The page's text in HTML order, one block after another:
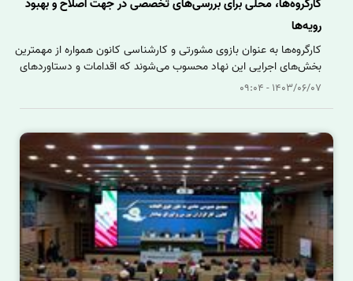
رویه‌ها
1403/06/07 - 09:04
کارگروه‌ها به عنوان بازوی مشورتی و کارشناسی کانون همواره از مهمترین
بخش‌های اجرایی این نهاد محسوب می‌شوند که اقدامات و دستاوردهای
آنها یکی از موثرترین فعالیت‌ها به شمار می‌آید. براین اساس، کانون
داخلی شرکت‌های کارگزاری» یکی از کارگروه‌های فعال در کانون است که به
تازگی در کانون کارگزاران شروع به فعالیت کرده و در همین زمان اندک
اقدامات موثری در آن انجام شده است. این کارگروه از ۹ نفر از مسئولان
کنترل داخلی شرکت‌های کارگزاری تشکیل شده که هریک در حوزه تخصصی
خودشان جزو خبرگان این حوزه به شمار می‌آیند.